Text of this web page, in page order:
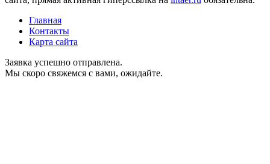
Главная
Контакты
Карта сайта
Заявка успешно отправлена.
Мы скоро свяжемся с вами, ожидайте.